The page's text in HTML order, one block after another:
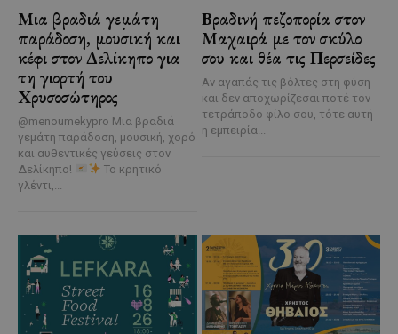
Μια βραδιά γεμάτη
παράδοση, μουσική και
κέφι στον Δελίκηπο για
τη γιορτή του
Χρυσοσώτηρος
@menoumekypro Μια βραδιά
γεμάτη παράδοση, μουσική, χορό
και αυθεντικές γεύσεις στον
Δελίκηπο!
Το κρητικό
γλέντι,...
Βραδινή πεζοπορία στον
Μαχαιρά με τον σκύλο
σου και θέα τις Περσείδες
Αν αγαπάς τις βόλτες στη φύση
και δεν αποχωρίζεσαι ποτέ τον
τετράποδο φίλο σου, τότε αυτή
η εμπειρία...